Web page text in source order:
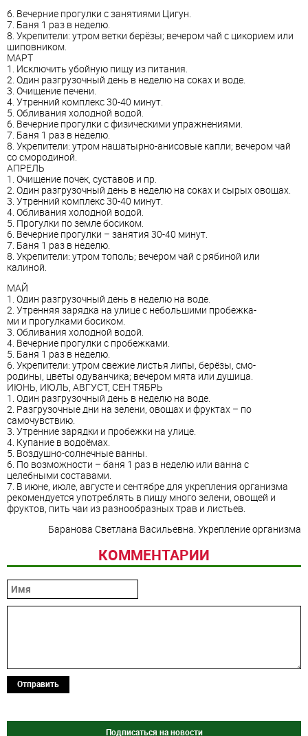
6. Вечерние прогулки с занятиями Цигун.
7. Баня 1 раз в неделю.
8. Укрепители: утром ветки берёзы; вечером чай с цикорием или
шиповником.
МАРТ
1. Исключить убойную пищу из питания.
2. Один разгрузочный день в неделю на соках и воде.
3. Очищение печени.
4. Утренний комплекс 30-40 минут.
5. Обливания холодной водой.
6. Вечерние прогулки с физическими упражнениями.
7. Баня 1 раз в неделю.
8. Укрепители: утром нашатырно-анисовые капли; вечером чай
со смородиной.
АПРЕЛЬ
1. Очищение почек, суставов и пр.
2. Один разгрузочный день в неделю на соках и сырых овощах.
3. Утренний комплекс 30-40 минут.
4. Обливания холодной водой.
5. Прогулки по земле босиком.
6. Вечерние прогулки – занятия 30-40 минут.
7. Баня 1 раз в неделю.
8. Укрепители: утром тополь; вечером чай с рябиной или
калиной.
МАЙ
1. Один разгрузочный день в неделю на воде.
2. Утренняя зарядка на улице с небольшими пробежка-
ми и прогулками босиком.
3. Обливания холодной водой.
4. Вечерние прогулки с пробежками.
5. Баня 1 раз в неделю.
6. Укрепители: утром свежие листья липы, берёзы, смо-
родины, цветы одуванчика; вечером мята или душица.
ИЮНЬ, ИЮЛЬ, АВГУСТ, СЕН ТЯБРЬ
1. Один разгрузочный день в неделю на воде.
2. Разгрузочные дни на зелени, овощах и фруктах – по
самочувствию.
3. Утренние зарядки и пробежки на улице.
4. Купание в водоёмах.
5. Воздушно-солнечные ванны.
6. По возможности – баня 1 раз в неделю или ванна с
целебными составами.
7. В июне, июле, августе и сентябре для укрепления организма
рекомендуется употреблять в пищу много зелени, овощей и
фруктов, пить чаи из разнообразных трав и листьев.
Баранова Светлана Васильевна. Укрепление организма
КОММЕНТАРИИ
Отправить
Подписаться на новости